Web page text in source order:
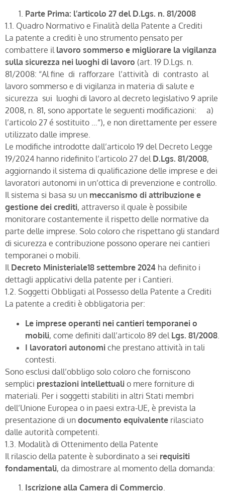
Parte Prima: l’articolo 27 del D.Lgs. n. 81/2008
1.1. Quadro Normativo e Finalità della Patente a Crediti
La patente a crediti è uno strumento pensato per
combattere il lavoro sommerso e migliorare la vigilanza
sulla sicurezza nei luoghi di lavoro (art. 19 D.Lgs. n.
81/2008: “Al fine di rafforzare l’attività di contrasto al
lavoro sommerso e di vigilanza in materia di salute e
sicurezza sui luoghi di lavoro al decreto legislativo 9 aprile
2008, n. 81, sono apportate le seguenti modificazioni: a)
l’articolo 27 é sostituito …“), e non direttamente per essere
utilizzato dalle imprese.
Le modifiche introdotte dall’articolo 19 del Decreto Legge
19/2024 hanno ridefinito l’articolo 27 del D.Lgs. 81/2008,
aggiornando il sistema di qualificazione delle imprese e dei
lavoratori autonomi in un’ottica di prevenzione e controllo.
Il sistema si basa su un meccanismo di attribuzione e
gestione dei crediti, attraverso il quale è possibile
monitorare costantemente il rispetto delle normative da
parte delle imprese. Solo coloro che rispettano gli standard
di sicurezza e contribuzione possono operare nei cantieri
temporanei o mobili.
Il Decreto Ministeriale18 settembre 2024 ha definito i
dettagli applicativi della patente per i Cantieri.
1.2. Soggetti Obbligati al Possesso della Patente a Crediti
La patente a crediti è obbligatoria per:
Le imprese operanti nei cantieri temporanei o
mobili, come definiti dall’articolo 89 del Lgs. 81/2008
I lavoratori autonomi che prestano attività in tali
contesti.
Sono esclusi dall’obbligo solo coloro che forniscono
semplici prestazioni intellettuali o mere forniture di
materiali. Per i soggetti stabiliti in altri Stati membri
dell’Unione Europea o in paesi extra-UE, è prevista la
presentazione di un documento equivalente rilasciato
dalle autorità competenti.
1.3. Modalità di Ottenimento della Patente
Il rilascio della patente è subordinato a sei requisiti
fondamentali, da dimostrare al momento della domanda:
Iscrizione alla Camera di Commercio.